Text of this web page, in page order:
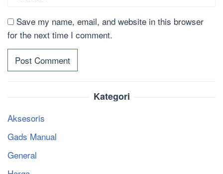
Save my name, email, and website in this browser
for the next time I comment.
Kategori
Aksesoris
Gads Manual
General